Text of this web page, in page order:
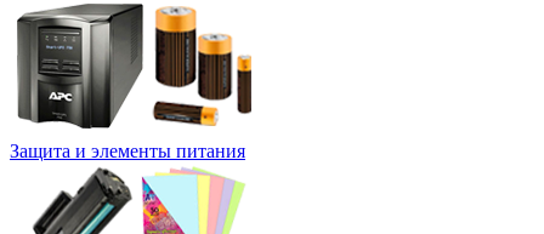
Защита и элементы питания